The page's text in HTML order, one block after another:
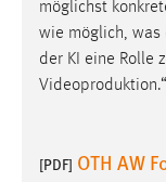
möglichst
wie möglich, was
der KI eine Rolle
[PDF] OTH AW